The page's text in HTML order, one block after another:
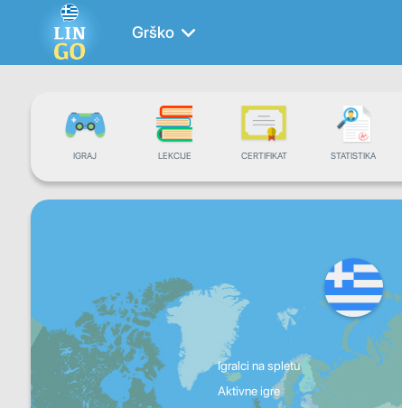
Grško
IGRAJ LEKCIJE CERTIFIKAT STATISTIKA
Igralci na spletu
Aktivne igre